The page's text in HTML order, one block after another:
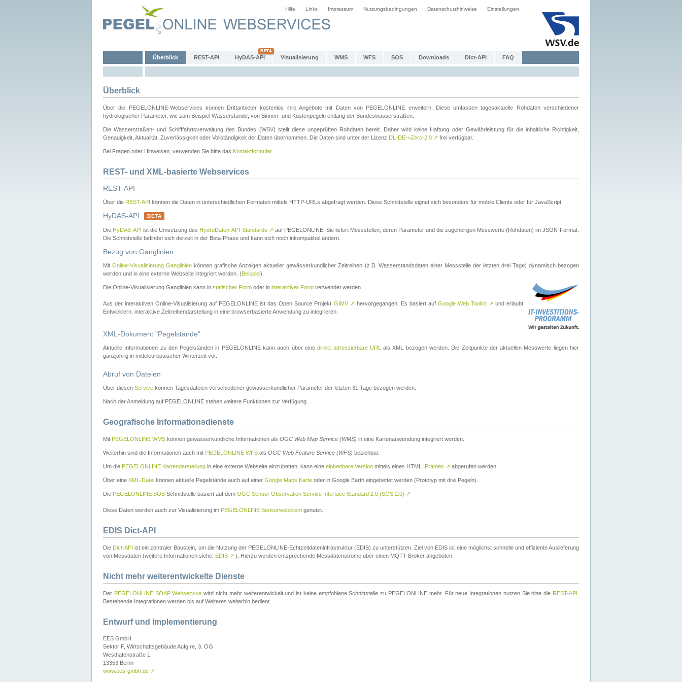
Hilfe Links Impressum Nutzungsbedingungen Datenschutzhinweise Einstellungen
Überblick REST-API HyDAS-API Visualisierung WMS WFS SOS Downloads Dict-API FAQ
Überblick
Über die PEGELONLINE-Webservices können Drittanbieter kostenlos ihre Angebote mit Daten von PEGELONLINE erweitern. Diese umfassen tagesaktuelle Rohdaten verschiedener
hydrologischer Parameter, wie zum Beispiel Wasserstände, von Binnen- und Küstenpegeln entlang der Bundeswasserstraßen.
Die Wasserstraßen- und Schifffahrtsverwaltung des Bundes (WSV) stellt diese ungeprüften Rohdaten bereit. Daher wird keine Haftung oder Gewährleistung für die inhaltliche Richtigkeit,
Genauigkeit, Aktualität, Zuverlässigkeit oder Vollständigkeit der Daten übernommen. Die Daten sind unter der Lizenz DL-DE->Zero-2.0 ↗ frei verfügbar.
Bei Fragen oder Hinweisen, verwenden Sie bitte das Kontaktformular.
REST- und XML-basierte Webservices
REST-API
Über die REST-API können die Daten in unterschiedlichen Formaten mittels HTTP-URLs abgefragt werden. Diese Schnittstelle eignet sich besonders für mobile Clients oder für JavaScript.
HyDAS-API BETA
Die HyDAS-API ist die Umsetzung des HydroDaten-API-Standards ↗ auf PEGELONLINE. Sie liefert Messstellen, deren Parameter und die zugehörigen Messwerte (Rohdaten) im JSON-Format.
Die Schnittstelle befindet sich derzeit in der Beta-Phase und kann sich noch inkompatibel ändern.
Bezug von Ganglinien
MitOnline-Visualisierung Ganglinien können grafische Anzeigen aktueller gewässerkundlicher Zeitreihen (z.B. Wasserstandsdaten einer Messstelle der letzten drei Tage) dynamisch bezogen
werden und in eine externe Webseite integriert werden. (Beispiel).
Die Online-Visualisierung Ganglinien kann in statischer Form oder in interaktiver Form verwendet werden.
Aus der interaktiven Online-Visualisierung auf PEGELONLINE ist das Open Source Projekt GIMV ↗ hervorgegangen. Es basiert auf Google Web Toolkit ↗ und erlaubt
Entwicklern, interaktive Zeitreihendarstellung in eine browserbasierte Anwendung zu integrieren.
XML-Dokument "Pegelstände"
Aktuelle Informationen zu den Pegelständen in PEGELONLINE kann auch über einedirekt adressierbare URL
als XML bezogen werden. Die Zeitpunkte der aktuellen Messwerte liegen hier
ganzjährig in mitteleuropäischer Winterzeit vor.
Abruf von Dateien
Über diesen Service können Tagesdateien verschiedener gewässerkundlicher Parameter der letzten 31 Tage bezogen werden.
Nach der Anmeldung auf PEGELONLINE stehen weitere Funktionen zur Verfügung.
Geografische Informationsdienste
Mit PEGELONLINE WMS können gewässerkundliche Informationen als OGC Web Map Service (WMS) in eine Kartenanwendung integriert werden.
Weiterhin sind die Informationen auch mit PEGELONLINE WFS als OGC Web Feature Service (WFS) beziehbar.
Um die PEGELONLINE Kartendarstellung in eine externe Webseite einzubetten, kann eine einbettbare Version mittels eines HTML IFrames ↗ abgerufen werden.
Über eine KML-Datei können aktuelle Pegelstände auch auf einer Google Maps Karte oder in Google Earth eingebettet werden (Prototyp mit drei Pegeln).
Die PEGELONLINE SOS Schnittstelle basiert auf dem OGC Sensor Observation Service Interface Standard 2.0 (SOS 2.0) ↗
Diese Daten werden auch zur Visualisierung im PEGELONLINE Sensorwebclient genutzt.
EDIS Dict-API
Die Dict-API ist ein zentraler Baustein, um die Nutzung der PEGELONLINE-Echtzeitdateninfrastruktur (EDIS) zu unterstützen. Ziel von EDIS ist eine möglichst schnelle und effiziente Auslieferung
von Messdaten (weitere Informationen siehe: EDIS ↗ ). Hierzu werden entsprechende Messdatenströme über einen MQTT-Broker angeboten.
Nicht mehr weiterentwickelte Dienste
Der PEGELONLINE SOAP Webservice wird nicht mehr weiterentwickelt und ist keine empfohlene Schnittstelle zu PEGELONLINE mehr. Für neue Integrationen nutzen Sie bitte die REST-API
Bestehende Integrationen werden bis auf Weiteres weiterhin bedient.
Entwurf und Implementierung
EES GmbH
Sektor F, Wirtschaftsgebäude Aufg.re, 3. OG
Westhafenstraße 1
13353 Berlin
www.ees-gmbh.de ↗